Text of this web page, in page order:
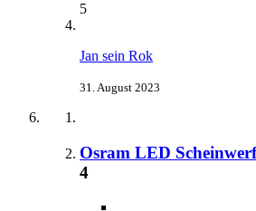
5
Jan sein Rok
31. August 2023
Osram LED
4